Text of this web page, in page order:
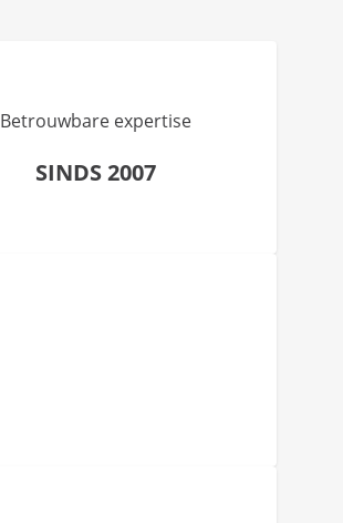
Betrouwbare expertise
SINDS 2007